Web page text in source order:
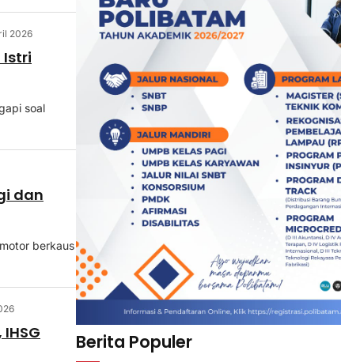
2026
Istri
soal
dan
berkaus
Berita Populer